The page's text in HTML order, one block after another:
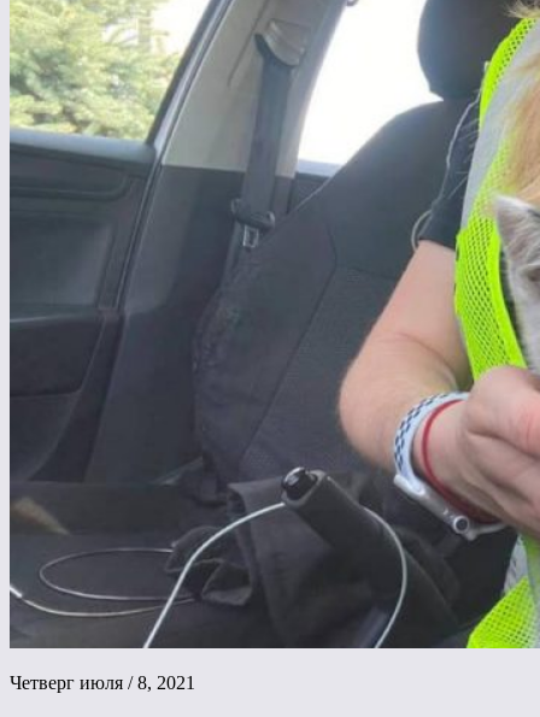
Четверг июля / 8, 2021